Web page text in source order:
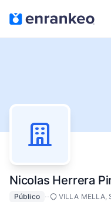
Nicolas Herrera
Público ·· VILLA MELLA,